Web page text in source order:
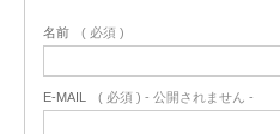
名前 ( 必須 )
E-MAIL ( 必須 ) - 公開されません -